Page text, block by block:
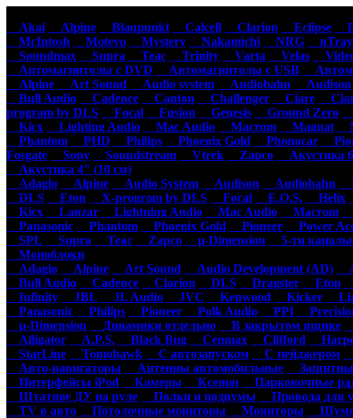
Akai
Alpine Blaupunkt Calcell Clarion Eclipse
McIntosh
Motevo Mystery Nakamichi NRG
nTray
Soundmax
Supra Teac Trinity Varta Velas
Автомагнитолы с DVD
Автомагнитолы с USB
Alpine
Art Sound Audio system Audiobahn
Audison
Bull Audio
Cadence Canton Challenger Ciare
program by DLS
Focal Fusion Genesis Ground Zero
Kicx
Lighting Audio Mac Audio Macrom Magnat
Phantom
PHD Philips Phoenix Gold Phonocar
Fosgate
Sony Soundstream Vtrek Zapco
Акустика
Акустика 4" (10 см)
Adagio
Alpine Audio System Audison Audiobahn
DLS
Eton X-program by DLS Focal E.O.S. Helix
Kicx
Lanzar Lightning Audio Mac Audio Macrom
Panasonic
Phantom Phoenix Gold Pioneer
Power
SPL
Supra Teac Zapco µ-Dimension
5-ти
Моноблоки
Adagio
Alpine Art Sound Audio Development (AD)
Bull Audio
Cadence Clarion DLS Dragster Eton
Infinity
JBL JL Audio JVC Kenwood Kicker
Panasonic
Philips Pioneer Polk Audio PPI
µ-Dimension
Динамики отдельно В закрытом ящике
Alligator
A.P.S. Black Bug Cenmax Clifford
StarLine
Tomohawk С автозапуском С пейджером
Авто-навигаторы
Антенны автомобильные
Интерфейсы iPod
Камеры Ксенон
Парковочные
Штатное ДУ на руле
Полки и подиумы
Провода для
TV в авто
Потолочные мониторы Мониторы